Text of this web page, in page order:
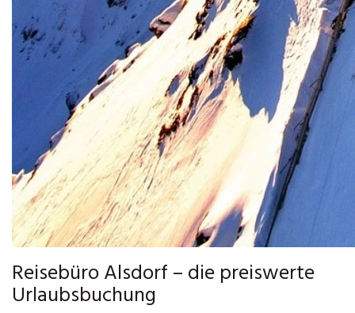
Reisebüro Alsdorf – die preiswerte
Urlaubsbuchung